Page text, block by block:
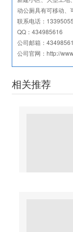
动公厕具有可移动、
联系电话：
QQ：434985616
公司邮箱：
公司官网：http://
相关推荐